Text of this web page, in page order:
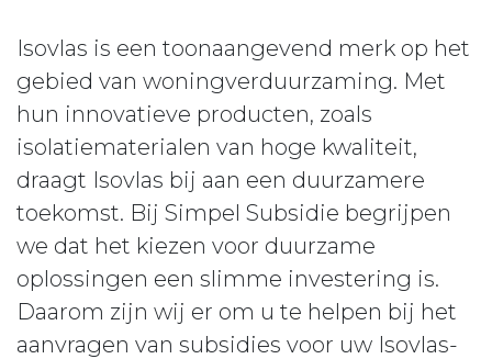
Isovlas is een toonaangevend merk op het
gebied van woningverduurzaming. Met
hun innovatieve producten, zoals
isolatiematerialen van hoge kwaliteit,
draagt Isovlas bij aan een duurzamere
toekomst. Bij Simpel Subsidie begrijpen
we dat het kiezen voor duurzame
oplossingen een slimme investering is.
Daarom zijn wij er om u te helpen bij het
aanvragen van subsidies voor uw Isovlas-